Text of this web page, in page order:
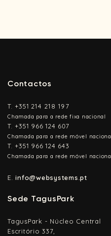
Contactos
T.+351 214 218 197
Chamada para a rede fixa nacional
T.+351 966 124 607
Chamada para a rede móvel nacional
T.+351 966 124 643
Chamada para a rede móvel nacional
E.info@websystems.pt
Sede TagusPark
TagusPark - Núcleo Central
Escritório 337,